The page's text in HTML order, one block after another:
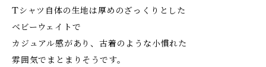
Tシャツ自体の生地は厚めのざっくりとした
ベビーウェイトで
カジュアル感があり、古着のような小慣れた
雰囲気でまとまりそうです。